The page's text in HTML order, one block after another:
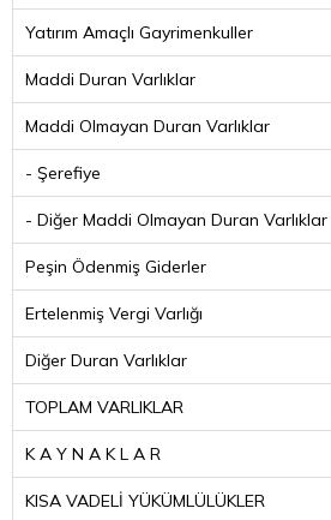
Yatırım Amaçlı Gayrimenkuller
Maddi Duran Varlıklar
Maddi Olmayan Duran Varlıklar
- Şerefiye
- Diğer Maddi Olmayan Duran Varlıklar
Peşin Ödenmiş Giderler
Ertelenmiş Vergi Varlığı
Diğer Duran Varlıklar
TOPLAM VARLIKLAR
K A Y N A K L A R
KISA VADELİ YÜKÜMLÜLÜKLER